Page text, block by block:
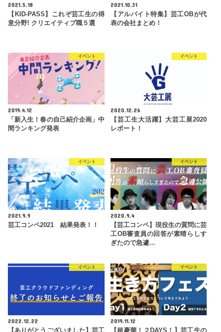
2021.5.18
【KID-PASS】これぞ芸工生の得
意分野! クリエイティブ職５選
2021.10.31
【アルバイト特集】芸工OBが代
表の会社まとめ！
イベント
2019.4.12
「新入生！春の自己紹介企画」中
間ランキング発表
イベント
2020.12.26
【芸工生大活躍】大芸工展2020
レポート！
イベント
2021.9.9
芸工コンペ2021 結果発表！！
イベント
2020.9.4
【芸工コンペ】現役生の質問に芸
工OB審査員の回答が素晴らしす
ぎたので急遽…
イベント
2022.12.22
【ありがとうございました】芸工
イベント
2019.11.12
【超豪華！２DAYS！】芸工生の